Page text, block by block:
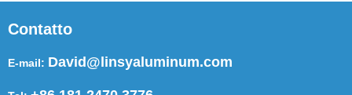
Contatto
E-mail: David@linsyaluminum.com